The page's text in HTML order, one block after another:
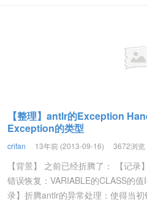
【整理】antlr的Exception
Exception的类型
crifan 13年前 (2013-09-16) 3672浏览
【背景】 之前已经折腾了： 【记
错误恢复：VARIABLE的CLASS的
录】折腾antlr的异常处理：使得当